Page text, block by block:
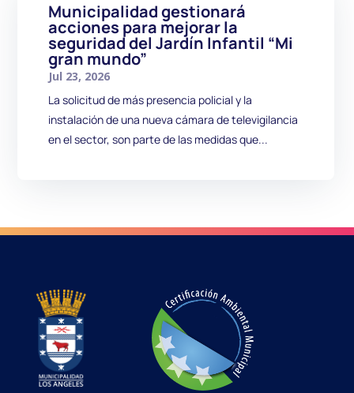
Municipalidad gestionará
acciones para mejorar la
seguridad del Jardín Infantil “Mi
gran mundo”
Jul 23, 2026
La solicitud de más presencia policial y la
instalación de una nueva cámara de televigilancia
en el sector, son parte de las medidas que...